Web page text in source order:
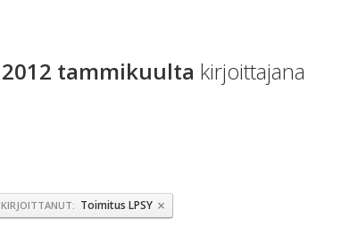
2012 tammikuulta kirjoittajana
KIRJOITTANUT Toimitus LPSY ×